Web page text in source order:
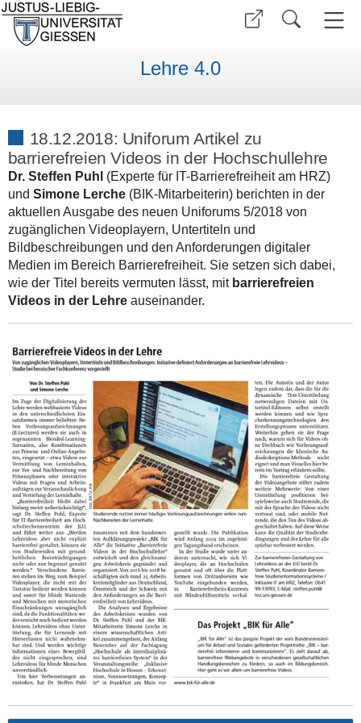
Lehre 4.0
18.12.2018: Uniforum Artikel zu
barrierefreien Videos in der Hochschullehre
Dr. Steffen Puhl (Experte für IT-Barrierefreiheit am HRZ)
und Simone Lerche(BIK-Mitarbeiterin) berichten in der
aktuellen Ausgabe des neuen Uniforums 5/2018von
zugänglichen Videoplayern, Untertiteln und
Bildbeschreibungen und den Anforderungen digitaler
Medien im Bereich Barrierefreiheit. Sie setzen sich dabei,
wie der Titel bereits vermuten lässt, mit barrierefreien
Videos in der Lehreauseinander.